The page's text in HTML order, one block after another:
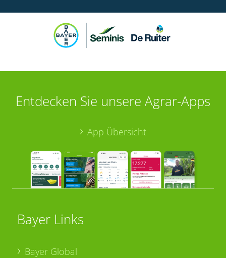
Entdecken Sie unsere Agrar-Apps
App Übersicht
Bayer Links
Bayer Global